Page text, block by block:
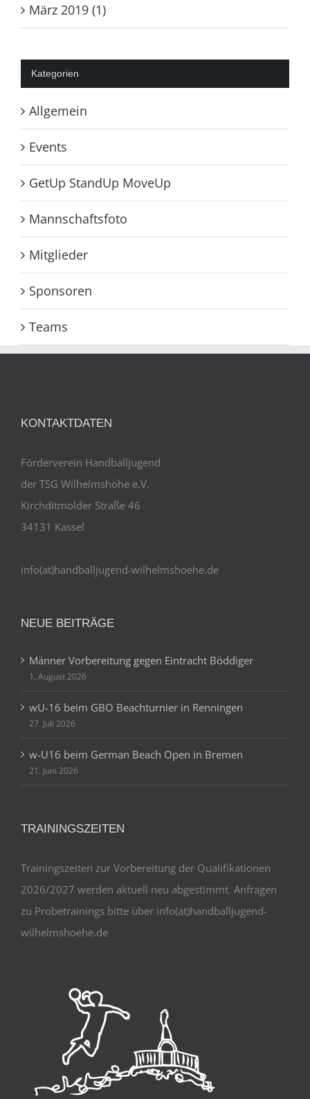
März 2019 (1)
Kategorien
Allgemein
Events
GetUp StandUp MoveUp
Mannschaftsfoto
Mitglieder
Sponsoren
Teams
KONTAKTDATEN
Förderverein Handballjugend
der TSG Wilhelmshöhe e.V.
Kirchditmolder Straße 46
34131 Kassel
info(at)handballjugend-wilhelmshoehe.de
NEUE BEITRÄGE
Männer Vorbereitung gegen Eintracht Böddiger
1. August 2026
wU-16 beim GBO Beachturnier in Renningen
27. Juli 2026
w-U16 beim German Beach Open in Bremen
21. Juni 2026
TRAININGSZEITEN
Trainingszeiten zur Vorbereitung der Qualifikationen
2026/2027 werden aktuell neu abgestimmt. Anfragen
zu Probetrainings bitte über info(at)handballjugend-
wilhelmshoehe.de